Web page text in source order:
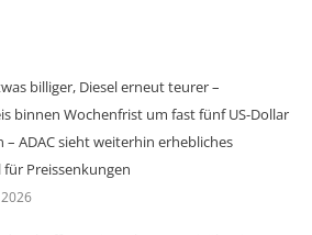
billiger, Diesel erneut teurer –
binnen Wochenfrist um fast fünf US-Dollar
– ADAC sieht weiterhin erhebliches
für Preissenkungen